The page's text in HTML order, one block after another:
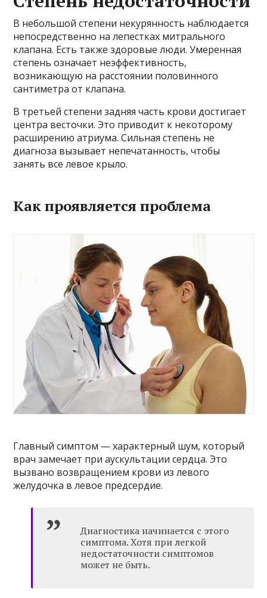
В небольшой степени некурянность наблюдается
непосредственно на лепестках митрального
клапана. Есть также здоровые люди. Умеренная
степень означает неэффективность,
возникающую на расстоянии половинного
сантиметра от клапана.
В третьей степени задняя часть крови достигает
центра весточки. Это приводит к некоторому
расширению атриума. Сильная степень не
диагноза вызывает непечатанность, чтобы
занять все левое крыло.
Как проявляется проблема
Главный симптом — характерный шум, который
врач замечает при аускультации сердца. Это
вызвано возвращением крови из левого
желудочка в левое предсердие.
Диагностика начинается с этого
симптома. Хотя при легкой
недостаточности симптомов
может не быть.